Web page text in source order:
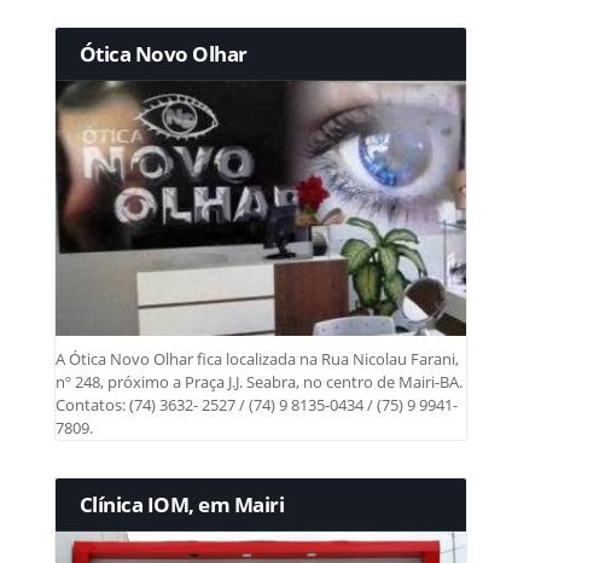
Ótica Novo Olhar
A Ótica Novo Olhar fica localizada na Rua Nicolau Farani,
nº 248, próximo a Praça J.J. Seabra, no centro de Mairi-BA.
Contatos: (74) 3632- 2527 / (74) 9 8135-0434 / (75) 9 9941-
7809.
Clínica IOM, em Mairi